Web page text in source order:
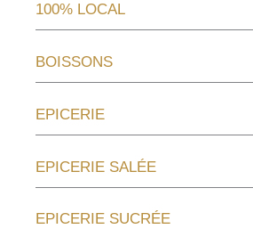
100% LOCAL
BOISSONS
EPICERIE
EPICERIE SALÉE
EPICERIE SUCRÉE